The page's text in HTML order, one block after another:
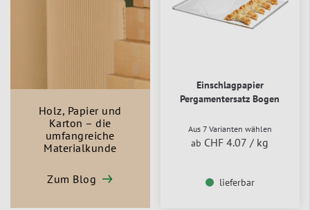
Holz, Papier und
Karton – die
umfangreiche
Materialkunde
Zum Blog
Einschlagpapier
Pergamentersatz Bogen
Aus 7 Varianten wählen
ab CHF 4.07 / kg
lieferbar